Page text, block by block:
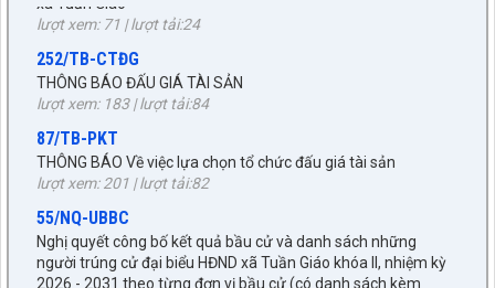
252/TB-CTĐG
THÔNG BÁO ĐẤU GIÁ TÀI SẢN
lượt xem: 183 | lượt tải:84
87/TB-PKT
THÔNG BÁO Về việc lựa chọn tổ chức đấu giá tài sản
lượt xem: 201 | lượt tải:82
55/NQ-UBBC
Nghị quyết công bố kết quả bầu cử và danh sách những
người trúng cử đại biểu HĐND xã Tuần Giáo khóa II, nhiệm kỳ
2026 - 2031 theo từng đơn vị bầu cử (có danh sách kèm
theo)
lượt xem: 371 | lượt tải:170
27/NQ-HĐND
Về chủ trương sắp xếp đơn vị hành chính cấp xã trên địa bàn